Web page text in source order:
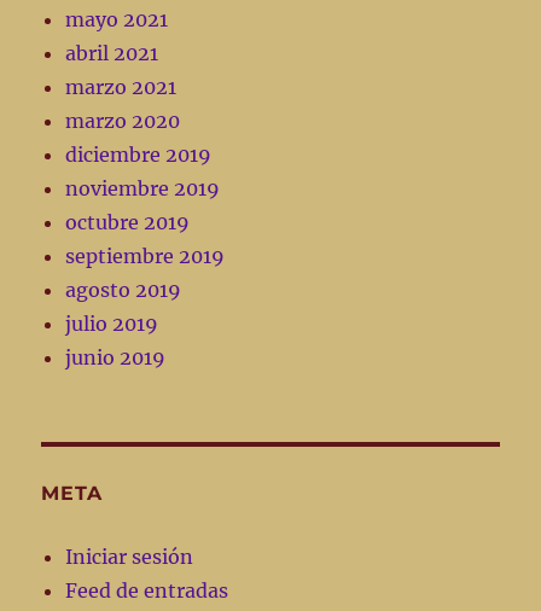
mayo 2021
abril 2021
marzo 2021
marzo 2020
diciembre 2019
noviembre 2019
octubre 2019
septiembre 2019
agosto 2019
julio 2019
junio 2019
META
Iniciar sesión
Feed de entradas